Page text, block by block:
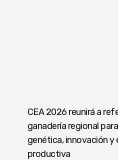
CEA 2026 reunirá a
ganadería regional
genética, innovación y
productiva